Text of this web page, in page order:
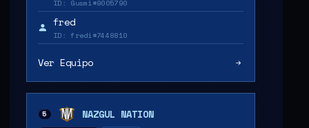
ID: Gusmi#9005790
fred
ID: fredi#7448810
Ver Equipo
5 NAZGUL NATION